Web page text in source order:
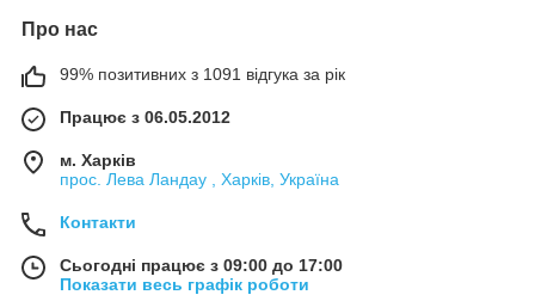
Про нас
99% позитивних з 1091 відгука за рік
Працює з 06.05.2012
м. Харків
прос. Лева Ландау , Харків, Україна
Контакти
Сьогодні працює з 09:00 до 17:00
Показати весь графік роботи